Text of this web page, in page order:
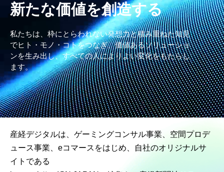
新たな価値を創造する
私たちは、枠にとらわれない発想力と積み重ねた知見
でヒト・モノ・コトをつなぎ、価値あるソリューショ
ンを生み出し、すべての人によりよい変化をもたらし
ます。
産経デジタルは、ゲーミングコンサル事業、空間プロデ
ュース事業、eコマースをはじめ、自社のオリジナルサ
イトである